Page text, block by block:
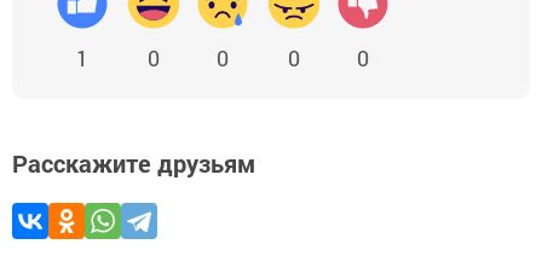
1 0 0 0 0
Расскажите друзьям